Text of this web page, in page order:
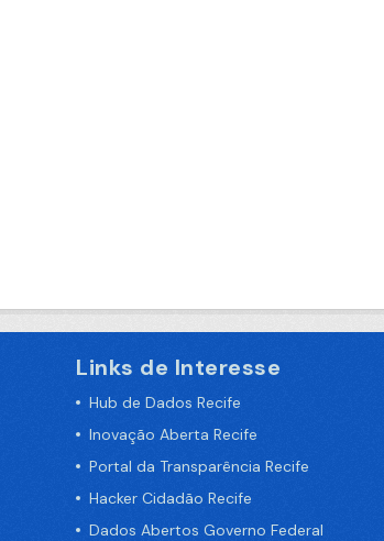
Links de Interesse
Hub de Dados Recife
Inovação Aberta Recife
Portal da Transparência Recife
Hacker Cidadão Recife
Dados Abertos Governo Federal